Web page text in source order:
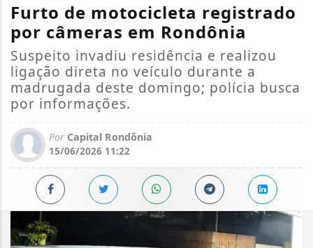
Furto de motocicleta registrado
por câmeras em Rondônia
Suspeito invadiu residência e realizou
ligação direta no veículo durante a
madrugada deste domingo; polícia busca
por informações.
Por Capital Rondônia
15/06/2026 11:22